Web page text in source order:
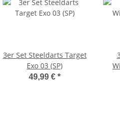
3er Set Steeldarts Target
Exo 03 (SP)
49,99 € *